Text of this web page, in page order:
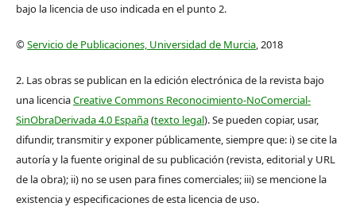
bajo la licencia de uso indicada en el punto 2.
©Servicio de Publicaciones, Universidad de Murcia, 2018
2. Las obras se publican en la edición electrónica de la revista bajo
una licenciaCreative Commons Reconocimiento-NoComercial-
SinObraDerivada 4.0 España(texto legal). Se pueden copiar, usar,
difundir, transmitir y exponer públicamente, siempre que: i) se cite la
autoría y la fuente original de su publicación (revista, editorial y URL
de la obra); ii) no se usen para fines comerciales; iii) se mencione la
existencia y especificaciones de esta licencia de uso.